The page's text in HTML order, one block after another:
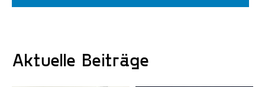
Aktuelle Beiträge